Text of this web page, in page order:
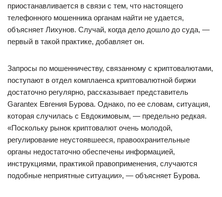
приостанавливается в связи с тем, что настоящего
телефонного мошенника органам найти не удается,
объясняет Лихунов. Случай, когда дело дошло до суда, —
первый в такой практике, добавляет он.
Запросы по мошенничеству, связанному с криптовалютами,
поступают в отдел комплаенса криптовалютной биржи
достаточно регулярно, рассказывает представитель
Garantex Евгения Бурова. Однако, по ее словам, ситуация,
которая случилась с Евдокимовым, — предельно редкая.
«Поскольку рынок криптовалют очень молодой,
регулирование неустоявшееся, правоохранительные
органы недостаточно обеспечены информацией,
инструкциями, практикой правоприменения, случаются
подобные неприятные ситуации», — объясняет Бурова.